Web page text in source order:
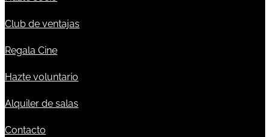
Club de ventajas
Regala Cine
Hazte voluntario
Alquiler de salas
Contacto